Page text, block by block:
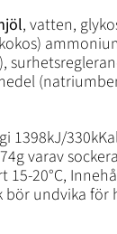
, vatten,
1398kJ/
varav
15-20°C,
undvika för